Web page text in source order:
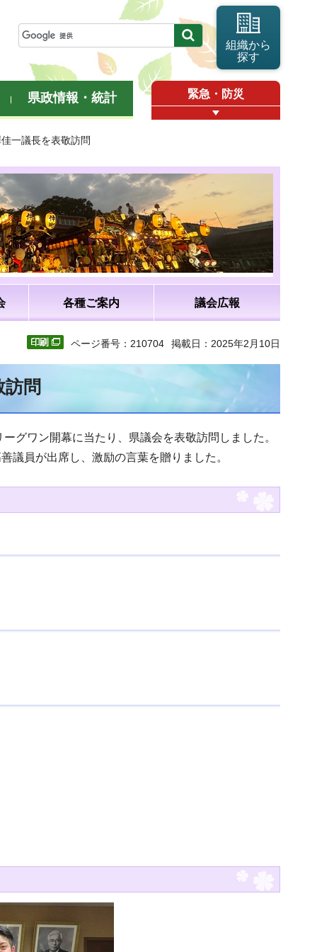
組織から
探す
県政情報・統計 緊急・防災
一議長を表敬訪問
各種ご案内 議会広報
ページ番号：210704 掲載日：2025年2月10日
問
ワン開幕に当たり、県議会を表敬訪問しました。
員が出席し、激励の言葉を贈りました。